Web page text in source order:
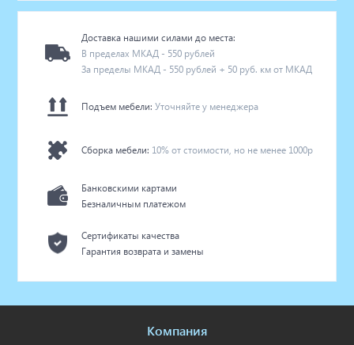
Доставка нашими силами до места:
В пределах МКАД - 550 рублей
За пределы МКАД - 550 рублей + 50 руб. км от МКАД
Подъем мебели:Уточняйте у менеджера
Сборка мебели: 10% от стоимости, но не менее 1000р
Банковскими картами
Безналичным платежом
Сертификаты качества
Гарантия возврата и замены
Компания